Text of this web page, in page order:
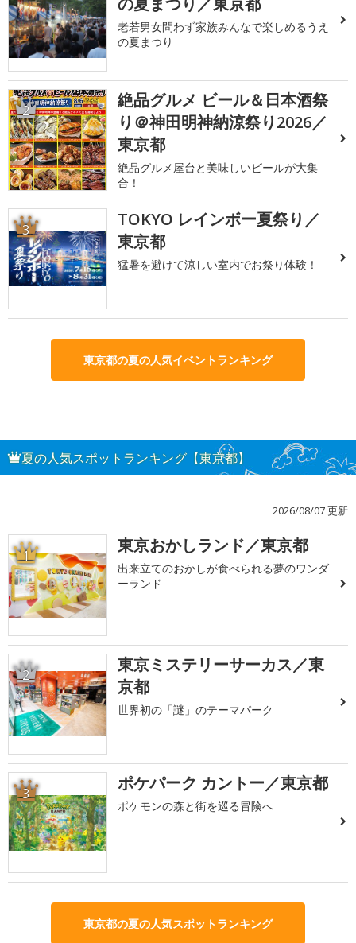
老若男女問わず家族みんなで楽しめるうえ
の夏まつり
2
絶品グルメ ビール＆日本酒祭
り＠神田明神納涼祭り2026／
東京都
絶品グルメ屋台と美味しいビールが大集
合！
3
TOKYO レインボー夏祭り／
東京都
猛暑を避けて涼しい室内でお祭り体験！
東京都の夏の人気イベントランキング
夏の人気スポットランキング【東京都】
2026/08/07 更新
1 東京おかしランド／東京都
出来立てのおかしが食べられる夢のワンダ
ーランド
2
東京ミステリーサーカス／東
京都
世界初の「謎」のテーマパーク
3 ポケパーク カントー／東京都
ポケモンの森と街を巡る冒険へ
東京都の夏の人気スポットランキング